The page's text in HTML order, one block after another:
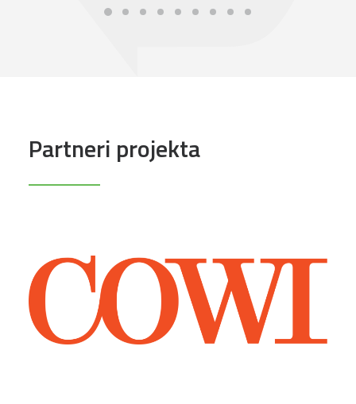
Partneri projekta